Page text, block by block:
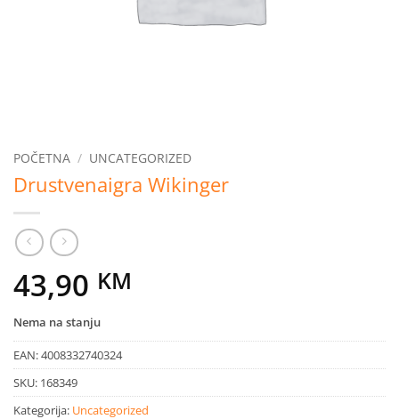
POČETNA / UNCATEGORIZED
Drustvenaigra Wikinger
43,90 KM
Nema na stanju
EAN:4008332740324
SKU: 168349
Kategorija: Uncategorized